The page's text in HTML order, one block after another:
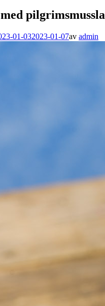
pilgrimsmussla
01-032023-01-07av admin